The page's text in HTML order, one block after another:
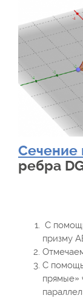
Сечение
ребра
С
призму
С
прямые»